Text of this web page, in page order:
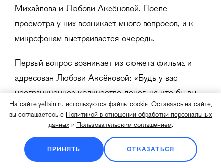
Михайлова и Любови Аксёновой. После
просмотра у них возникает много вопросов, и к
микрофонам выстраивается очередь.
Первый вопрос возникает из сюжета фильма и
адресован Любови Аксёновой: «Будь у вас
неограниченное количество денег, на что бы вы
их потратили?».
мне интересно, что бы мне хотелось сделать. Я
кайфую от мюзиклов, мне кажется, что это
На сайте yeltsin.ru используются файлы cookie. Оставаясь на сайте,
вы соглашаетесь с
Политикой в отношении обработки персональных
данных и Пользовательским соглашением.
ПРИНЯТЬ ОТКАЗАТЬСЯ